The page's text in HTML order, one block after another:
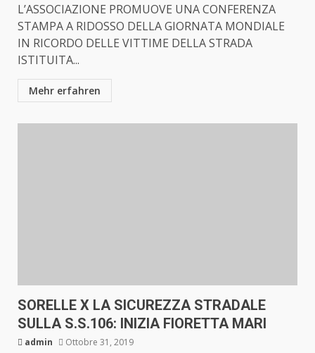
L’ASSOCIAZIONE PROMUOVE UNA CONFERENZA
STAMPA A RIDOSSO DELLA GIORNATA MONDIALE
IN RICORDO DELLE VITTIME DELLA STRADA
ISTITUITA...
Mehr erfahren
SORELLE X LA SICUREZZA STRADALE
SULLA S.S.106: INIZIA FIORETTA MARI
admin Ottobre 31, 2019